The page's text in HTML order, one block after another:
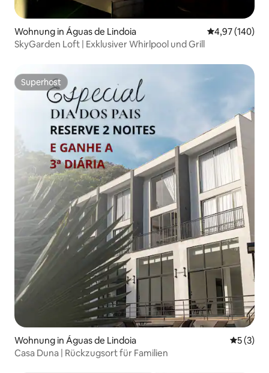
Wohnung in Águas de Lindoia
4,97 (140)
SkyGarden Loft | Exklusiver Whirlpool und Grill
Superhost
Superhost
Wohnung in Águas de Lindoia
5 (3)
Casa Duna | Rückzugsort für Familien